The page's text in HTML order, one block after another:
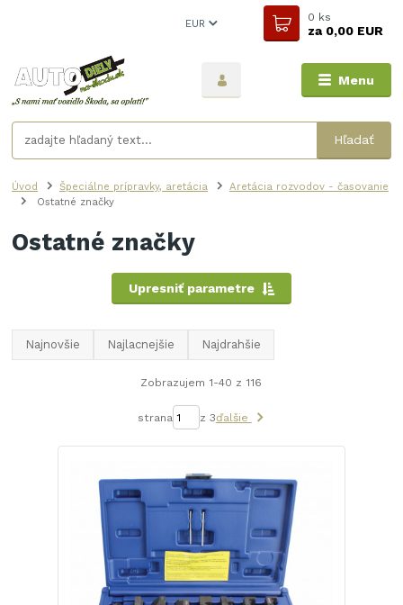
Menu
EUR
Hľadať
0 ks
za0,00 EUR
Úvod Špeciálne prípravky, aretácia
Aretácia rozvodov - časovanie
Ostatné značky
Ostatné značky
Upresniť parametre
Najnovšie Najlacnejšie Najdrahšie
Zobrazujem 1-40 z 116
strana z 3ďalšie